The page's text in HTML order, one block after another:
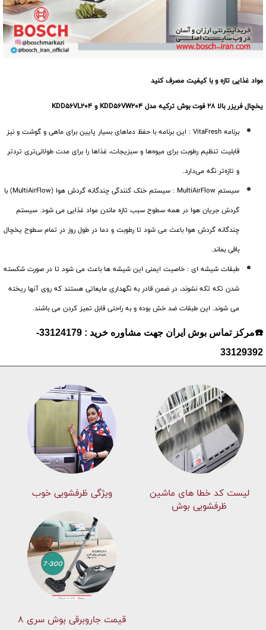
مواد غذایی تازه و با کیفیت مصرف کنید
یخچال فریزر بالا 28 فوت بوش ترکیه مدل KDD56VW204 و KDD56VL204
برنامه VitaFresh : این برنامه با حفظ دماهای بسیار پایین برای ماهی و گوشت و نیز
قابلیت تنظیم رطوبت برای میوه‌ها و سبزیجات، غذاها را برای مدت طولانی‌تری تردتر
و تازه‌تر نگه می‌دارد.
سیستم MultiAirFlow : سیستم خنک کنندگی چندگانه گردش هوا (MultiAirFlow) با
گردش جریان هوا در همه سطوح سبب تازه ماندن مواد غذایی می شود. سیستم
چندگانه گردش هوا باعث می شود تا رطوبت و دما در طول روز در تمام سطوح یخچال
باقی بماند.
طبقات شیشه ای : خاصیت ایمنی این شیشه ها باعث می شود تا در صورت شکسته
شدن تکه تکه نشوند، در ضمن قادر به نگهداری مایعاتی هستند که روی آنها ریخته
می شوند. این طبقات ضد خش بوده و به راحتی قابل تمیز کردن می باشند.
☎️مرکز تماس بوش ایران جهت مشاوره خرید : 33124179-
33129392
لیست کد خطا های ماشين
ظرفشویی بوش
ویژگی ظرفشویی خوب
قیمت جاروبرقی بوش سری ۸